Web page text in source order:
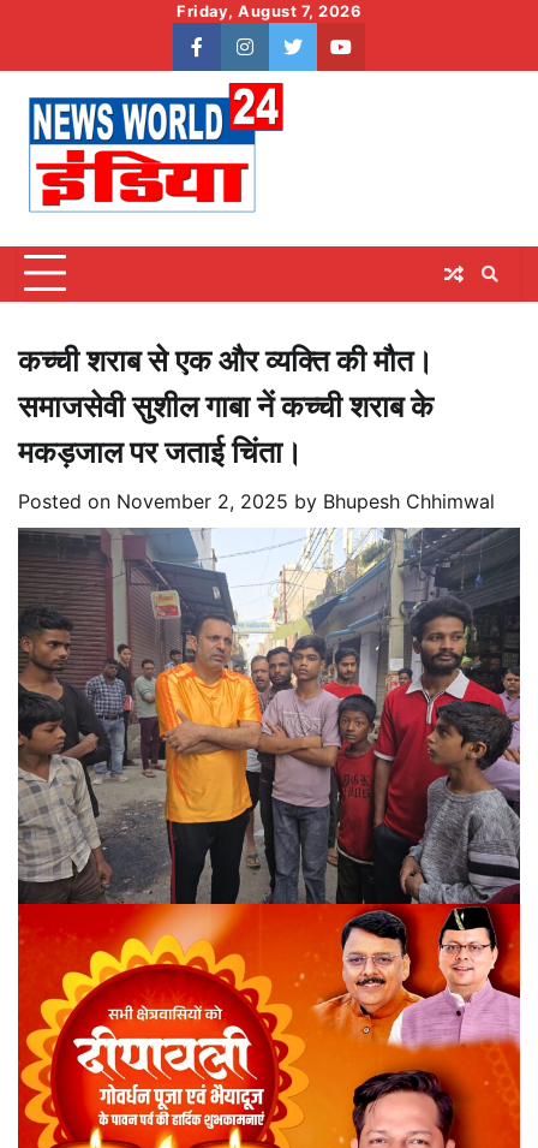
content
Friday, August 7, 2026
facebookinstagram
twitteryoutube
कच्ची शराब से एक और व्यक्ति की मौत।
समाजसेवी सुशील गाबा नें कच्ची शराब के
मकड़जाल पर जताई चिंता।
Posted on November 2, 2025 by Bhupesh Chhimwal